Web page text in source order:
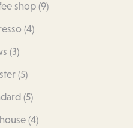
shop (9)
(4)
(3)
(5)
(5)
(4)